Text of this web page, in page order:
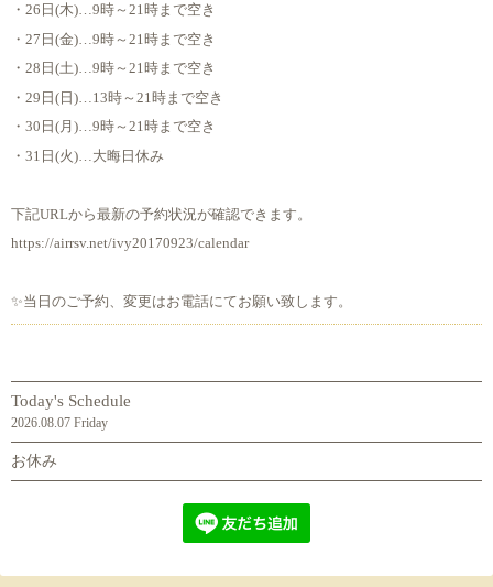
・26日(木)…9時～21時まで空き
・27日(金)…9時～21時まで空き
・28日(土)…9時～21時まで空き
・29日(日)…13時～21時まで空き
・30日(月)…9時～21時まで空き
・31日(火)…大晦日休み
下記URLから最新の予約状況が確認できます。
https://airrsv.net/ivy20170923/calendar
✨当日のご予約、変更はお電話にてお願い致します。
Today's Schedule
2026.08.07 Friday
お休み